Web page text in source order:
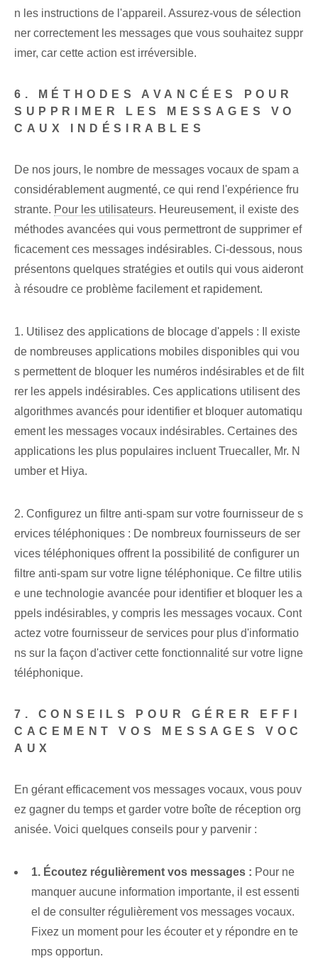
n les instructions de l'appareil. Assurez-vous de sélection
ner correctement les messages que vous souhaitez suppr
imer, car cette action est irréversible.
6. MÉTHODES AVANCÉES POUR
SUPPRIMER LES MESSAGES VO
CAUX INDÉSIRABLES
De nos jours, le nombre de messages vocaux de spam a
considérablement augmenté, ce qui rend l'expérience fru
strante. Pour les utilisateurs. Heureusement, il existe des
méthodes avancées qui vous permettront de supprimer ef
ficacement ces messages indésirables. Ci-dessous, nous
présentons quelques stratégies et outils qui vous aideront
à résoudre ce problème facilement et rapidement.
1. Utilisez des applications de blocage d'appels : Il existe
de nombreuses applications mobiles disponibles qui vou
s permettent de bloquer les numéros indésirables et de filt
rer les appels indésirables. Ces applications utilisent des
algorithmes avancés pour identifier et bloquer automatiqu
ement les messages vocaux indésirables. Certaines des
applications les plus populaires incluent Truecaller, Mr. N
umber et Hiya.
2. Configurez un filtre anti-spam sur votre fournisseur de s
ervices téléphoniques : De nombreux fournisseurs de ser
vices téléphoniques offrent la possibilité de configurer un
filtre anti-spam sur votre ligne téléphonique. Ce filtre utilis
e une technologie avancée pour identifier et bloquer les a
ppels indésirables, y compris les messages vocaux. Cont
actez votre fournisseur de services pour plus d'informatio
ns sur la façon d'activer cette fonctionnalité sur votre ligne
téléphonique.
7. CONSEILS POUR GÉRER EFFI
CACEMENT VOS MESSAGES VOC
AUX
En gérant efficacement vos messages vocaux, vous pouv
ez gagner du temps et garder votre boîte de réception org
anisée. Voici quelques conseils pour y parvenir :
1. Écoutez régulièrement vos messages : Pour ne
manquer aucune information importante, il est essenti
el de consulter régulièrement vos messages vocaux.
Fixez un moment pour les écouter et y répondre en te
mps opportun.